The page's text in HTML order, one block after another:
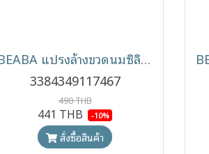
BEABA แปรงล้างขวดนมซิลิโคน Silicone Bottle Brush
3384349117467
490 THB
441 THB -10%
สั่งซื้อสินค้า